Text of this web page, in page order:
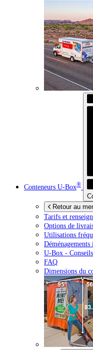
Conteneurs U-Box®
Retour au
Tarifs et
Options de
Utilisations
U-Box -
FAQ
Dimensions du